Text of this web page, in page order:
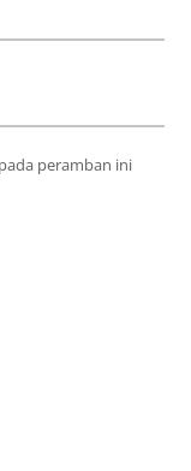
peramban ini